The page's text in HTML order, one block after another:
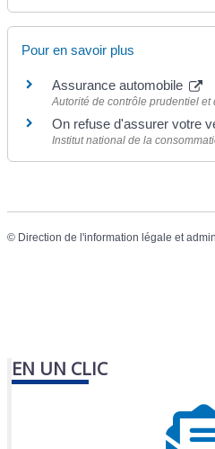
Pour en savoir plus
Assurance automobile
Autorité de contrôle prudentiel et
On refuse d'assurer votre
Institut national de la
© Direction de l'information légale et
EN UN CLIC